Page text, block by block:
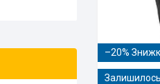
–20%
Залишилось